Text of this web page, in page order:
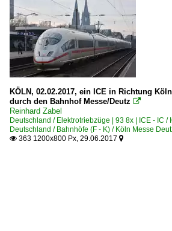
KÖLN, 02.02.2017, ein ICE in Richtung
durch den Bahnhof Messe/Deutz 
Reinhard Zabel
Deutschland / Elektrotriebzüge | 93 8x | ICE - IC
Deutschland / Bahnhöfe (F - K) / Köln Messe
 363 1200x800 Px, 29.06.2017 